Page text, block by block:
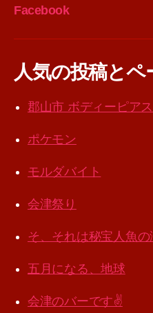
Facebook
人気の投稿とペ
郡山市 ボディーピアス
ポケモン
モルダバイト
会津祭り
そ、それは秘宝人魚の
五月になる、地球
会津のバーです✌️